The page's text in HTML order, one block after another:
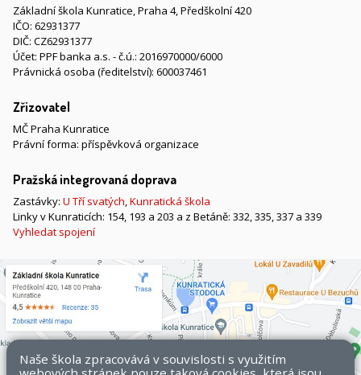
Základní škola Kunratice, Praha 4, Předškolní 420
IČO: 62931377
DIČ: CZ62931377
Účet: PPF banka a.s. - č.ú.: 2016970000/6000
Právnická osoba (ředitelství): 600037461
Zřizovatel
MČ Praha Kunratice
Právní forma: příspěvková organizace
Pražská integrovaná doprava
Zastávky: U Tří svatých,Kunratická škola
Linky v Kunraticích: 154, 193 a 203 a z Betáně: 332, 335, 337 a 339
Vyhledat spojení
Naše škola zpracovává v souvislosti s využitím